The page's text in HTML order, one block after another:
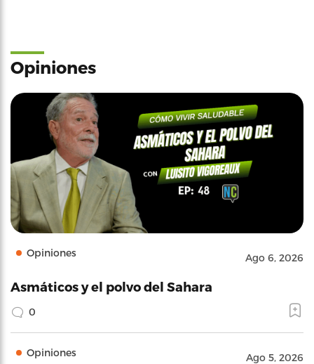
Opiniones
Opiniones Ago 6, 2026
Asmáticos y el polvo del Sahara
0
Opiniones Ago 5, 2026